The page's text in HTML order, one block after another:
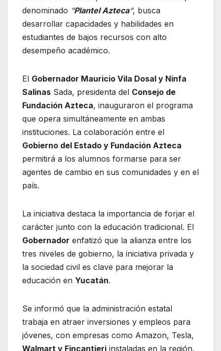
denominado “Plantel Azteca“, busca
desarrollar capacidades y habilidades en
estudiantes de bajos recursos con alto
desempeño académico.
El Gobernador Mauricio Vila Dosal y Ninfa
Salinas Sada, presidenta del Consejo de
Fundación Azteca, inauguraron el programa
que opera simultáneamente en ambas
instituciones. La colaboración entre el
Gobierno del Estado y Fundación Azteca
permitirá a los alumnos formarse para ser
agentes de cambio en sus comunidades y en el
país.
La iniciativa destaca la importancia de forjar el
carácter junto con la educación tradicional. El
Gobernador enfatizó que la alianza entre los
tres niveles de gobierno, la iniciativa privada y
la sociedad civil es clave para mejorar la
educación en Yucatán.
Se informó que la administración estatal
trabaja en atraer inversiones y empleos para
jóvenes, con empresas como Amazon, Tesla,
Walmart y Fincantieri instaladas en la región.